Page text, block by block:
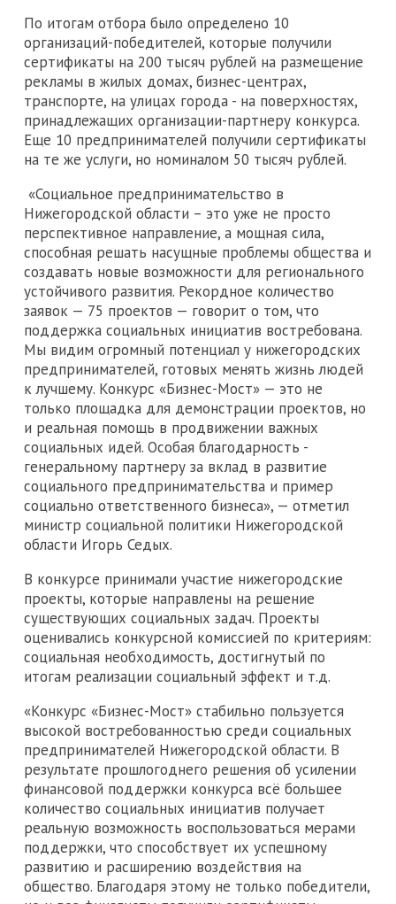
По итогам отбора было определено 10
организаций-победителей, которые получили
сертификаты на 200 тысяч рублей на размещение
рекламы в жилых домах, бизнес-центрах,
транспорте, на улицах города - на поверхностях,
принадлежащих организации-партнеру конкурса.
Еще 10 предпринимателей получили сертификаты
на те же услуги, но номиналом 50 тысяч рублей.
«Социальное предпринимательство в
Нижегородской области – это уже не просто
перспективное направление, а мощная сила,
способная решать насущные проблемы общества и
создавать новые возможности для регионального
устойчивого развития. Рекордное количество
заявок — 75 проектов — говорит о том, что
поддержка социальных инициатив востребована.
Мы видим огромный потенциал у нижегородских
предпринимателей, готовых менять жизнь людей
к лучшему. Конкурс «Бизнес-Мост» — это не
только площадка для демонстрации проектов, но
и реальная помощь в продвижении важных
социальных идей. Особая благодарность -
генеральному партнеру за вклад в развитие
социального предпринимательства и пример
социально ответственного бизнеса», — отметил
министр социальной политики Нижегородской
области Игорь Седых.
В конкурсе принимали участие нижегородские
проекты, которые направлены на решение
существующих социальных задач. Проекты
оценивались конкурсной комиссией по критериям:
социальная необходимость, достигнутый по
итогам реализации социальный эффект и т.д.
«Конкурс «Бизнес-Мост» стабильно пользуется
высокой востребованностью среди социальных
предпринимателей Нижегородской области. В
результате прошлогоднего решения об усилении
финансовой поддержки конкурса всё большее
количество социальных инициатив получает
реальную возможность воспользоваться мерами
поддержки, что способствует их успешному
развитию и расширению воздействия на
общество. Благодаря этому не только победители,